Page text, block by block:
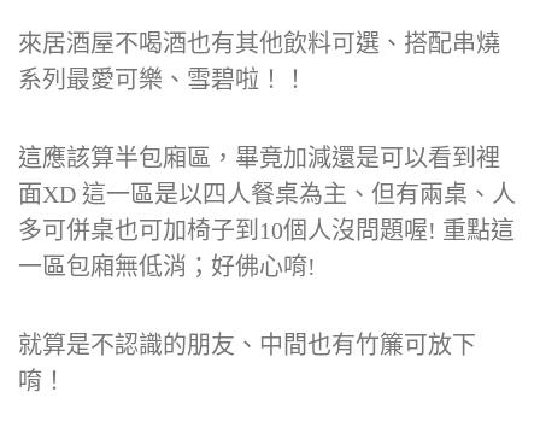
來居酒屋不喝酒也有其他飲料可選、搭配串燒
系列最愛可樂、雪碧啦！！
這應該算半包廂區，畢竟加減還是可以看到裡
面XD 這一區是以四人餐桌為主、但有兩桌、人
多可併桌也可加椅子到10個人沒問題喔! 重點這
一區包廂無低消；好佛心唷!
就算是不認識的朋友、中間也有竹簾可放下
唷！